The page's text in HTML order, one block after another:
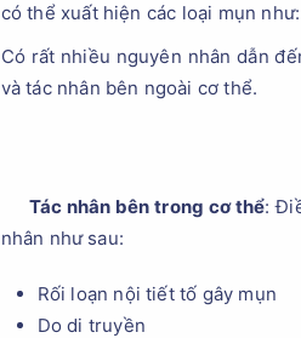
có thể xuất hiện các loại mụn
Có rất nhiều nguyên nhân dẫn
và tác nhân bên ngoài cơ thể.
Tác nhân bên trong cơ thể:
nhân như sau:
Rối loạn nội tiết tố gây mụn
Do di truyền